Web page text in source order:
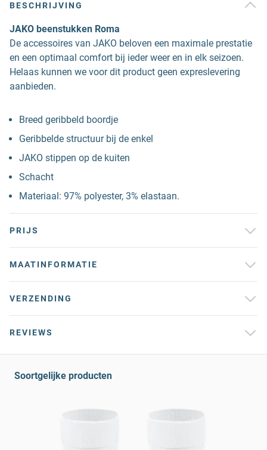
BESCHRIJVING
JAKO beenstukken Roma
De accessoires van JAKO beloven een maximale prestatie
en een optimaal comfort bij ieder weer en in elk seizoen.
Helaas kunnen we voor dit product geen expreslevering
aanbieden.
Breed geribbeld boordje
Geribbelde structuur bij de enkel
JAKO stippen op de kuiten
Schacht
Materiaal: 97% polyester, 3% elastaan.
PRIJS
MAATINFORMATIE
VERZENDING
REVIEWS
Soortgelijke producten